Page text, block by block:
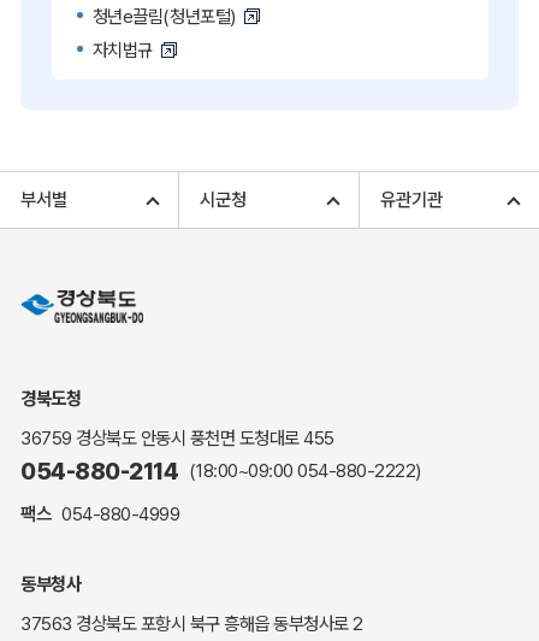
청년e끌림(청년포털)
자치법규
고향사랑기부 아너스 클럽
민원상담
민원안내
해명·설명자료
자주하는 질문
복지신문고
세입세출예산서
부서별 시군청 유관기관
경북도청
36759 경상북도 안동시 풍천면 도청대로 455
054-880-2114 (18:00~09:00 054-880-2222)
팩스 054-880-4999
동부청사
37563 경상북도 포항시 북구 흥해읍 동부청사로 2